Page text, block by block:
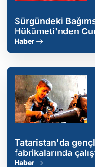
Sürgündeki
Hükûmeti'nden
mektup!
Haber
Tataristan'da
fabrikalarında
Haber